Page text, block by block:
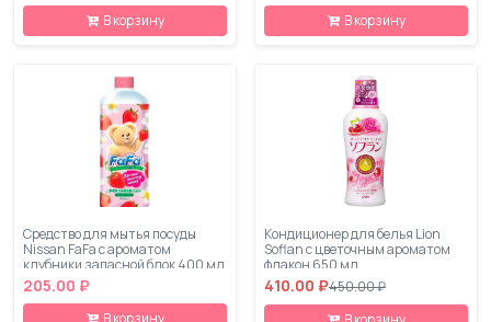
В корзину В корзину
Средство для мытья посуды
Nissan FaFa с ароматом
клубники запасной блок 400 мл
205.00 ₽
Кондиционер для белья Lion
Soflan с цветочным ароматом
флакон 650 мл
410.00 ₽450.00 ₽